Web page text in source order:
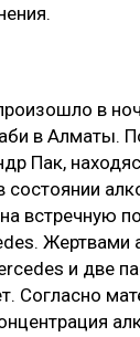
в
в Алматы.
Пак,
встречную
Жертвами
и две
Согласно